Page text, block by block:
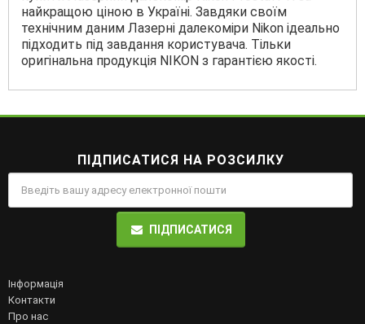
найкращою ціною в Україні. Завдяки своїм
технічним даним Лазерні далекоміри Nikon ідеально
підходить під завдання користувача. Тільки
оригінальна продукція NIKON з гарантією якості.
ПІДПИСАТИСЯ НА РОЗСИЛКУ
ПІДПИСАТИСЯ
Інформація
Контакти
Про нас